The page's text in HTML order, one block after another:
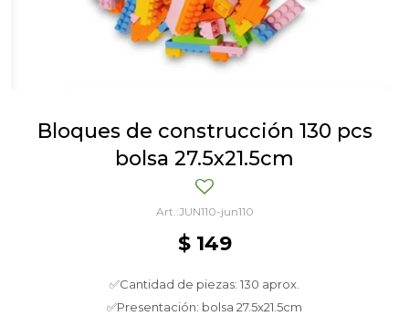
Bloques de construcción 130 pcs
bolsa 27.5x21.5cm
JUN110-jun110
$ 149
✅Cantidad de piezas: 130 aprox.
✅Presentación: bolsa 27.5x21.5cm